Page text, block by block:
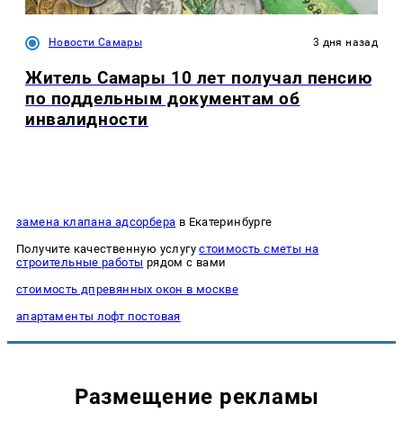
Новости Самары 3 дня назад
Житель Самары 10 лет получал пенсию
по поддельным документам об
инвалидности
замена клапана адсорбера в Екатеринбурге
Получите качественную услугустоимость сметы на
строительные работы рядом с вами
стоимость дпревянных окон в москве
апартаменты лофт постовая
Размещение рекламы